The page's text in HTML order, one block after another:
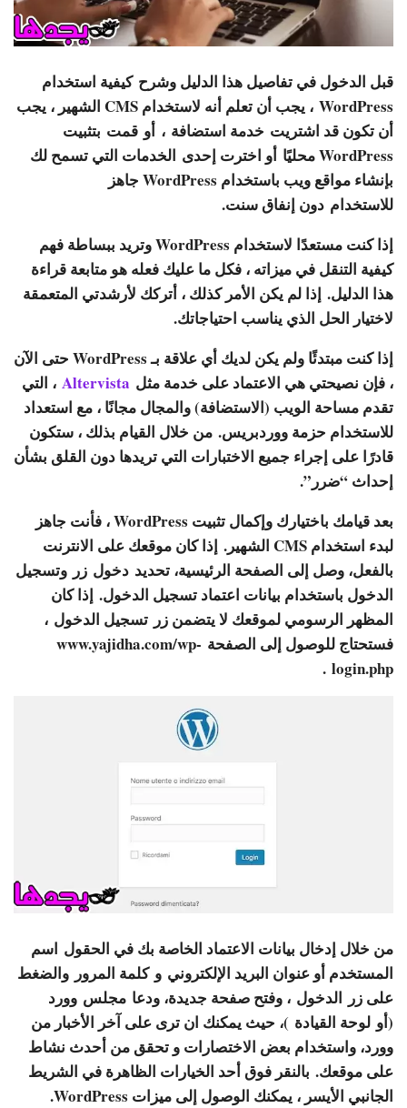
قبل الدخول في تفاصيل هذا الدليل وشرحكيفية استخدام
WordPress
، يجب أن تعلم أنه لاستخدام CMS الشهير ، يجب
أن تكون قد اشتريت خدمة استضافة ، أو قمت بتثبيت
WordPress محليًا
أو اخترت إحدى الخدمات التي تسمح لك
بإنشاء مواقع ويب باستخدام WordPress جاهز
للاستخدام دون إنفاق سنت.
إذا كنت مستعدًا لاستخدام WordPress وتريد ببساطة فهم
كيفية التنقل في ميزاته ، فكل ما عليك فعله هو متابعة قراءة
هذا الدليل. إذا لم يكن الأمر كذلك ، أتركك لأرشدتي المتعمقة
لاختيار الحل الذي يناسب احتياجاتك.
إذا كنت مبتدئًا ولم يكن لديك أي علاقة بـ WordPress حتى الآن
، فإن نصيحتي هي الاعتماد على خدمة مثل Altervista ، التي
تقدم مساحة الويب (الاستضافة) والمجال مجانًا ، مع استعداد
للاستخدام حزمة ووردبريس. من خلال القيام بذلك ، ستكون
قادرًا على إجراء جميع الاختبارات التي تريدها دون القلق بشأن
إحداث “ضرر”.
بعد قيامك باختيارك وإكمال تثبيت WordPress ، فأنت جاهز
لبدء استخدام CMS الشهير. إذا كان موقعك على الانترنت
بالفعل، وصل إلى الصفحة الرئيسية، تحديد دخول زر وتسجيل
الدخول باستخدام بيانات اعتماد تسجيل الدخول. إذا كان
المظهر الرسومي لموقعك لا يتضمن زر تسجيل الدخول ،
فستحتاج للوصول إلى الصفحة www.yajidha.com/wp-
login.php
.
من خلال إدخال بيانات الاعتماد الخاصة بك في الحقول اسم
المستخدم أو عنوان البريد الإلكتروني وكلمة المرور والضغط
على زر الدخول ، وفتح صفحة جديدة، ودعا مجلس وورد
(أو لوحة القيادة )، حيث يمكنك ان ترى على آخر الأخبار من
وورد، واستخدام بعض الاختصارات و تحقق من أحدث نشاط
على موقعك. بالنقر فوق أحد الخيارات الظاهرة في الشريط
الجانبي الأيسر ، يمكنك الوصول إلى ميزات WordPress.